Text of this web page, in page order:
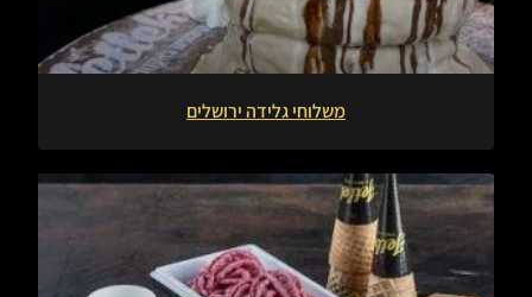
משלוחי גלידה ירושלים